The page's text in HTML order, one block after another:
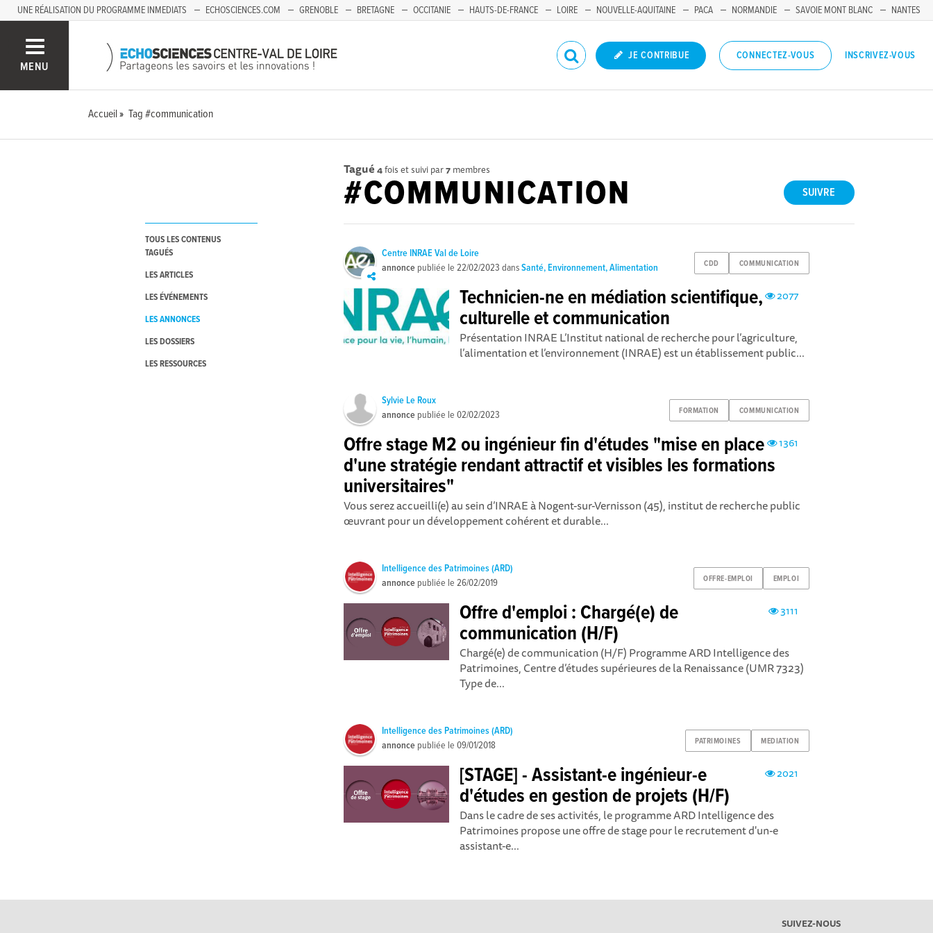
UNE RÉALISATION DU PROGRAMME INMEDIATS ECHOSCIENCES.COM GRENOBLE BRETAGNE OCCITANIE HAUTS-DE-FRANCE LOIRE NOUVELLE-AQUITAINE PACA NORMANDIE SAVOIE MONT BLANC
NANTES
MENU
JE CONTRIBUE CONNECTEZ-VOUS INSCRIVEZ-VOUS
Accueil Tag #communication
TOUS LES CONTENUS
TAGUÉS
LES ARTICLES
LES ÉVÉNEMENTS
LES ANNONCES
LES DOSSIERS
LES RESSOURCES
Tagué 4fois et suivi par7 membres
SUIVRE
#COMMUNICATION
CDD COMMUNICATION
Centre INRAE Val de Loire
annonce publiée le22/02/2023 dansSanté, Environnement, Alimentation
2077
Technicien-ne en médiation scientifique,
culturelle et communication
Présentation INRAE L’Institut national de recherche pour l’agriculture,
l’alimentation et l’environnement (INRAE) est un établissement public...
FORMATION COMMUNICATION
Sylvie Le Roux
annonce publiée le02/02/2023
1361
Offre stage M2 ou ingénieur fin d'études "mise en place
d'une stratégie rendant attractif et visibles les formations
universitaires"
Vous serez accueilli(e) au sein d’INRAE à Nogent-sur-Vernisson (45), institut de recherche public
œuvrant pour un développement cohérent et durable...
OFFRE-EMPLOI EMPLOI
Intelligence des Patrimoines (ARD)
annonce publiée le26/02/2019
3111
Offre d'emploi : Chargé(e) de
communication (H/F)
Chargé(e) de communication (H/F) Programme ARD Intelligence des
Patrimoines, Centre d’études supérieures de la Renaissance (UMR 7323)
Type de...
PATRIMOINES MEDIATION
Intelligence des Patrimoines (ARD)
annonce publiée le09/01/2018
2021
[STAGE] - Assistant-e ingénieur-e
d'études en gestion de projets (H/F)
Dans le cadre de ses activités, le programme ARD Intelligence des
Patrimoines propose une offre de stage pour le recrutement d'un-e
assistant-e...
SUIVEZ-NOUS